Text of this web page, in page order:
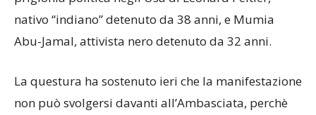
nativo “indiano” detenuto da 38 anni, e Mumia
Abu-Jamal, attivista nero detenuto da 32 anni.
La questura ha sostenuto ieri che la manifestazione
non può svolgersi davanti all’Ambasciata, perchè